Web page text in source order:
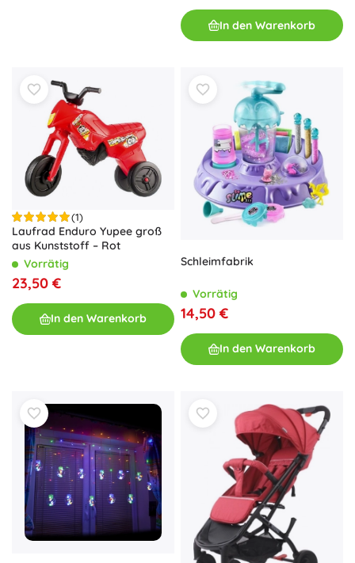
In den Warenkorb
(1)
Laufrad Enduro Yupee groß
aus Kunststoff – Rot
Vorrätig
23,50 €
In den Warenkorb
Schleimfabrik
Vorrätig
14,50 €
In den Warenkorb